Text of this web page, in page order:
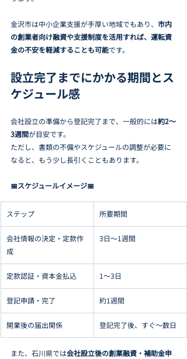
金沢市は中小企業支援が手厚い地域でもあり、 市内
の創業者向け融資や支援制度を活用すれば、運転資
金の不安を軽減することも可能です。
設立完了までにかかる期間とス
ケジュール感
会社設立の準備から登記完了まで、一般的には約2〜
3週間が目安です。
ただし、書類の不備やスケジュールの調整が必要に
なると、もう少し長引くこともあります。
📅スケジュールイメージ📅
ステップ 所要期間
会社情報の決定・定款作
成
3日〜1週間
定款認証・資本金払込 1〜3日
登記申請・完了 約1週間
開業後の届出関係 登記完了後、すぐ〜数日
また、石川県では会社設立後の創業融資・補助金申